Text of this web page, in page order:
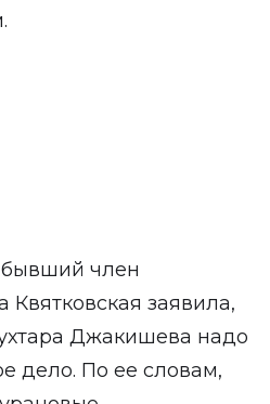
бывший член
Квятковская заявила,
Джакишева надо
дело. По ее словам,